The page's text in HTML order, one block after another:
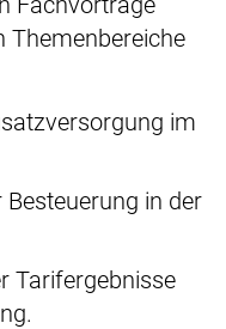
Themenbereiche
im
in der
Tarifergebnisse